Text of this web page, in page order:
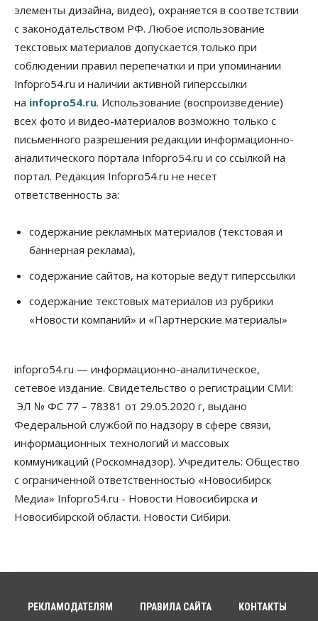
Бизнес
В аэропорту Толмачёво завершены работы по
бетонированию рулежных дорожек
07 Августа 2026, 17:00
Бизнес Общество
Новосибирцы стали реже оформлять
дома по упрощенной схеме
07 Августа 2026, 16:00
Общество Право&Порядок
Роспотребнадзор изъял почти полторы тонны
мяса в Новосибирской области
Расходы новосибирцев на спорт выросли на 40%
за полгода
07 Августа 2026, 14:35
07 Августа 2026, 14:00
07 Августа 2026, 13:55
Авто Общество
Треть автовладельцев в Новосибирской области
«поставили машины на прикол»
07 Августа 2026, 13:00
Власть
Школы, библиотеки, пешеходные тротуары:
депутаты Госдумы контролируют работы на
социальных объектах
Синоптики рассказали о погоде в Новосибирске
элементы дизайна, видео), охраняется в соответствии
с законодательством РФ. Любое использование
текстовых материалов допускается только при
соблюдении правил перепечатки и при упоминании
Infopro54.ru и наличии активной гиперссылки
на infopro54.ru. Использование (воспроизведение)
всех фото и видео-материалов возможно только с
письменного разрешения редакции информационно-
аналитического портала Infopro54.ru и со ссылкой на
портал. Редакция Infopro54.ru не несет
ответственность за:
содержание рекламных материалов (текстовая и
баннерная реклама),
содержание сайтов, на которые ведут гиперссылки
содержание текстовых материалов из рубрики
«Новости компаний» и «Партнерские материалы»
infopro54.ru — информационно-аналитическое,
сетевое издание. Свидетельство о регистрации СМИ:
ЭЛ № ФС 77 – 78381 от 29.05.2020 г, выдано
Федеральной службой по надзору в сфере связи,
информационных технологий и массовых
коммуникаций (Роскомнадзор). Учредитель: Общество
с ограниченной ответственностью «Новосибирск
Медиа» Infopro54.ru - Новости Новосибирска и
Новосибирской области. Новости Сибири.
РЕКЛАМОДАТЕЛЯМ ПРАВИЛА САЙТА КОНТАКТЫ